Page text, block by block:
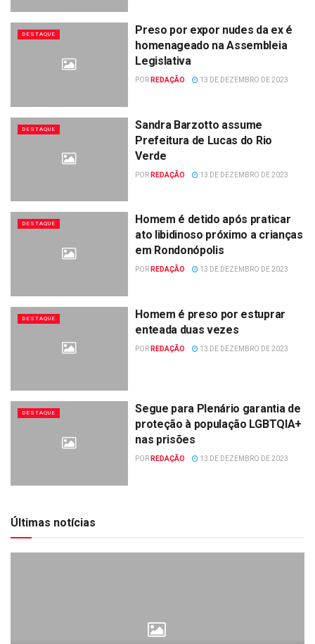
DESTAQUE
Preso por expor nudes da ex é
homenageado na Assembleia
Legislativa
POR REDAÇÃO 13 DE DEZEMBRO DE 2023
DESTAQUE
Sandra Barzotto assume
Prefeitura de Lucas do Rio
Verde
POR REDAÇÃO 13 DE DEZEMBRO DE 2023
DESTAQUE
Homem é detido após praticar
ato libidinoso próximo a crianças
em Rondonópolis
POR REDAÇÃO 13 DE DEZEMBRO DE 2023
DESTAQUE
Homem é preso por estuprar
enteada duas vezes
POR REDAÇÃO 13 DE DEZEMBRO DE 2023
DESTAQUE
Segue para Plenário garantia de
proteção à população LGBTQIA+
nas prisões
POR REDAÇÃO 13 DE DEZEMBRO DE 2023
Últimas notícias